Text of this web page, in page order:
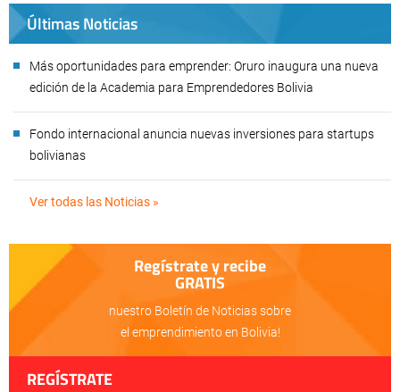
Últimas Noticias
Más oportunidades para emprender: Oruro inaugura una nueva
edición de la Academia para Emprendedores Bolivia
Fondo internacional anuncia nuevas inversiones para startups
bolivianas
Ver todas las Noticias »
Regístrate y recibe
GRATIS
nuestro Boletín de Noticias sobre
el emprendimiento en Bolivia!
REGÍSTRATE